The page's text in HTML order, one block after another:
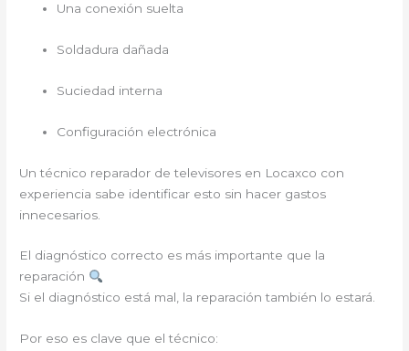
Una conexión suelta
Soldadura dañada
Suciedad interna
Configuración electrónica
Un técnico reparador de televisores en Locaxco con
experiencia sabe identificar esto sin hacer gastos
innecesarios.
El diagnóstico correcto es más importante que la
reparación
Si el diagnóstico está mal, la reparación también lo estará.
Por eso es clave que el técnico: